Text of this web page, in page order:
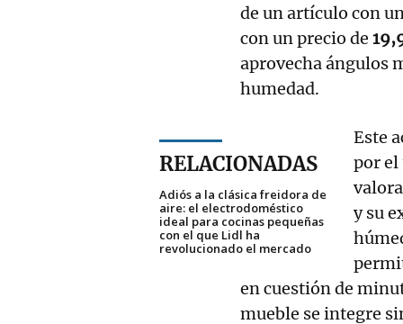
de un artículo con
con un precio de
aprovecha ángulos
humedad.
RELACIONADAS
Adiós a la clásica freidora de
aire: el electrodoméstico
ideal para cocinas pequeñas
con el que Lidl ha
revolucionado el mercado
Este
por el
y su
en cuestión de
mueble se integre